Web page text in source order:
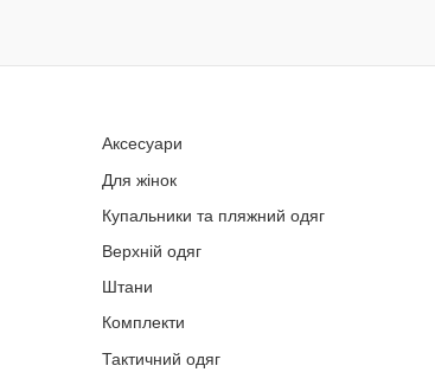
Аксесуари
Для жінок
Купальники та пляжний одяг
Верхній одяг
Штани
Комплекти
Тактичний одяг